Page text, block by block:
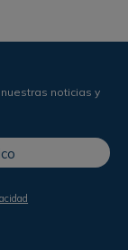
noticias y